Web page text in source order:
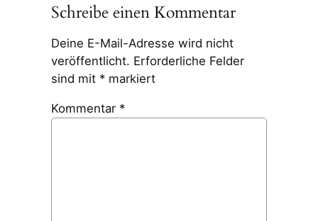
Schreibe einen Kommentar
Deine E-Mail-Adresse wird nicht
veröffentlicht. Erforderliche Felder
sind mit *markiert
Kommentar *